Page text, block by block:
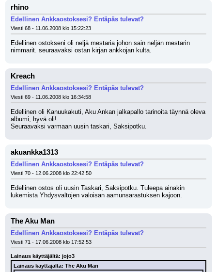
rhino
Edellinen Ankkaostoksesi? Entäpäs tulevat?
Viesti 68 - 11.06.2008 klo 15:22:23
Edellinen ostokseni oli neljä mestaria johon sain neljän mestarin
nimmarit. seuraavaksi ostan kirjan ankkojan kulta.
Kreach
Edellinen Ankkaostoksesi? Entäpäs tulevat?
Viesti 69 - 11.06.2008 klo 16:34:58
Edellinen oli Kanuukakuti, Aku Ankan jalkapallo tarinoita täynnä oleva
albumi, hyvä oli!
Seuraavaksi varmaan uusin taskari, Saksipotku.
akuankka1313
Edellinen Ankkaostoksesi? Entäpäs tulevat?
Viesti 70 - 12.06.2008 klo 22:42:50
Edellinen ostos oli uusin Taskari, Saksipotku. Tuleepa ainakin
lukemista Yhdysvaltojen valoisan aamunsarastuksen kajoon.
The Aku Man
Edellinen Ankkaostoksesi? Entäpäs tulevat?
Viesti 71 - 17.06.2008 klo 17:52:53
Lainaus käyttäjältä: jojo3
Lainaus käyttäjältä: The Aku Man